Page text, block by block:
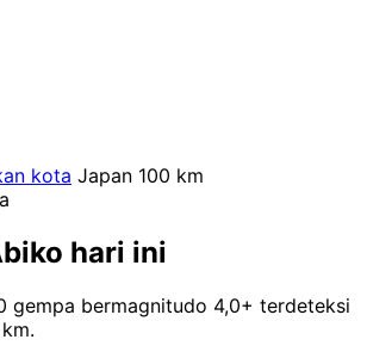
kota Japan 100 km
hari ini
gempa bermagnitudo 4,0+ terdeteksi